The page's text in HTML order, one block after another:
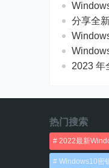
分享全
2023 年
热门搜索
2022最新
Windows10密